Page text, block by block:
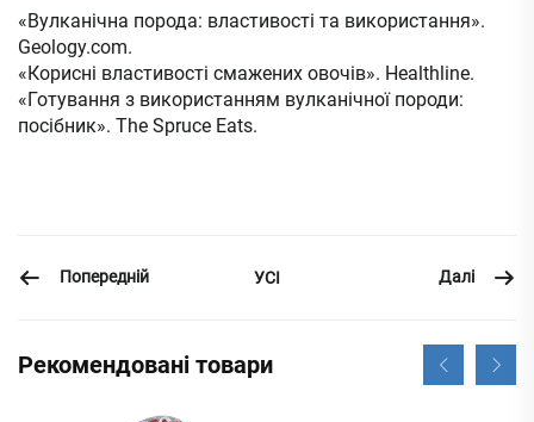
«Вулканічна порода: властивості та використання».
Geology.com.
«Корисні властивості смажених овочів». Healthline.
«Готування з використанням вулканічної породи:
посібник». The Spruce Eats.
Попередній УСІ Далі
Рекомендовані товари